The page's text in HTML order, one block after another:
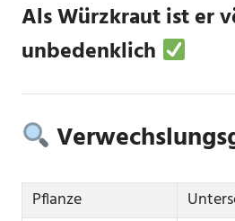
Als Würzkraut ist er
unbedenklich
Pflanze